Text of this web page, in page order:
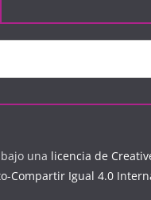
una licencia de
Compartir Igual 4.0